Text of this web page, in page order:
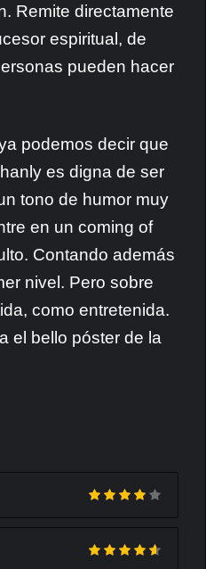
Remite directamente
espiritual, de
pueden hacer
podemos decir que
es digna de ser
tono de humor muy
en un coming of
Contando además
nivel. Pero sobre
como entretenida.
el bello póster de la